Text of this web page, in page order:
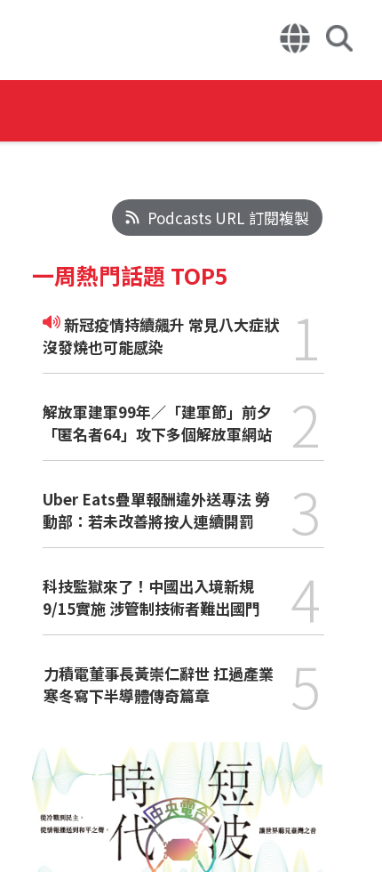
Podcasts URL 訂閱複製
一周熱門話題 TOP5
新冠疫情持續飆升 常見八大症狀
沒發燒也可能感染
1
解放軍建軍99年／「建軍節」前夕
「匿名者64」攻下多個解放軍網站
2
Uber Eats疊單報酬違外送專法 勞
動部：若未改善將按人連續開罰
3
科技監獄來了！中國出入境新規
9/15實施 涉管制技術者難出國門
4
力積電董事長黃崇仁辭世 扛過產業
寒冬寫下半導體傳奇篇章
5